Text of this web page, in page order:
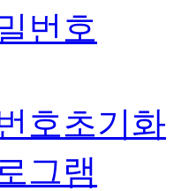
번호
호초기화
그램